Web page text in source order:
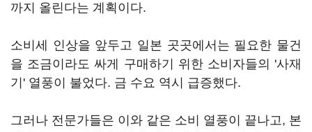
까지 올린다는 계획이다.
소비세 인상을 앞두고 일본 곳곳에서는 필요한 물건
을 조금이라도 싸게 구매하기 위한 소비자들의 '사재
기' 열풍이 불었다. 금 수요 역시 급증했다.
그러나 전문가들은 이와 같은 소비 열풍이 끝나고, 본